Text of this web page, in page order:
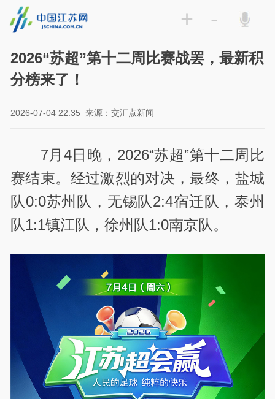
+ -
2026“苏超”第十二周比赛战罢，最新积
分榜来了！
2026-07-04 22:35 来源：交汇点新闻
7月4日晚，2026“苏超”第十二周比
赛结束。经过激烈的对决，最终，盐城
队0:0苏州队，无锡队2:4宿迁队，泰州
队1:1镇江队，徐州队1:0南京队。